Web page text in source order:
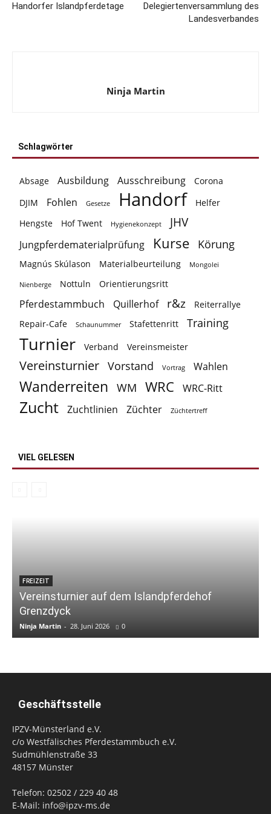
Handorfer Islandpferdetage
Delegiertenversammlung des
Landesverbandes
Ninja Martin
Schlagwörter
Absage Ausbildung Ausschreibung
Corona
DJIM
Fohlen Gesetze Handorf
Helfer
Hengste
Hof Twent Hygienekonzept JHV
Jungpferdematerialprüfung Kurse Körung
Magnús Skúlason Materialbeurteilung Mongolei
Nienberge Nottuln Orientierungsritt
Pferdestammbuch Quillerhof r&z
Reiterrallye
Repair-Cafe
Schaunummer Stafettenritt Training
Turnier Verband Vereinsmeister
Vereinsturnier Vorstand Vortrag Wahlen
Wanderreiten WM WRC WRC-Ritt
Zucht Zuchtlinien Züchter Züchtertreff
VIEL GELESEN
FREIZEIT
Vereinsturnier auf dem Islandpferdehof
Grenzdyck
Ninja Martin - 28. Juni 2026 0
Geschäftsstelle
IPZV-Münsterland e.V.
c/o Westfälisches Pferdestammbuch e.V.
Sudmühlenstraße 33
48157 Münster
Telefon: 02502 / 229 40 48
E-Mail: info@ipzv-ms.de